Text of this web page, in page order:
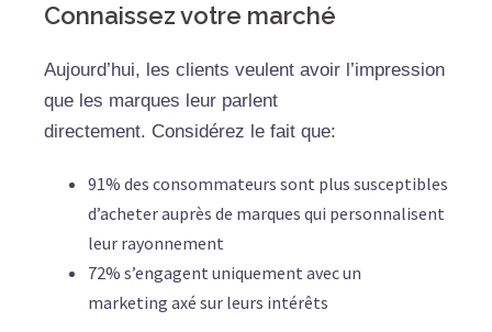
Connaissez votre marché
Aujourd’hui, les clients veulent avoir l’impression
que les marques leur parlent
directement. Considérez le fait que:
91% des consommateurs sont plus susceptibles
d’acheter auprès de marques qui personnalisent
leur rayonnement
72% s’engagent uniquement avec un
marketing axé sur leurs intérêts